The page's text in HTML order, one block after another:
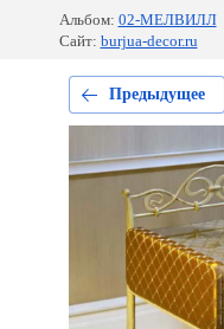
Альбом: 02-МЕЛВИЛЛ
Сайт: burjua-decor.ru
Предыдущее